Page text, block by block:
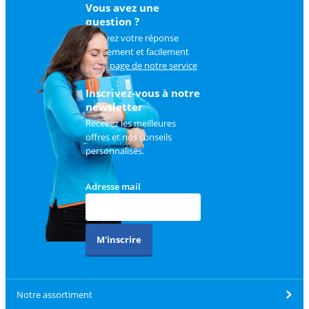
Vous avez une
question ?
Trouvez votre réponse
rapidement et facilement
surla page de notre service
client.
Inscrivez-vous à notre
newsletter
Recevez les meilleures
offres et nos conseils
personnalisés.
Adresse mail
M'inscrire
Notre assortiment